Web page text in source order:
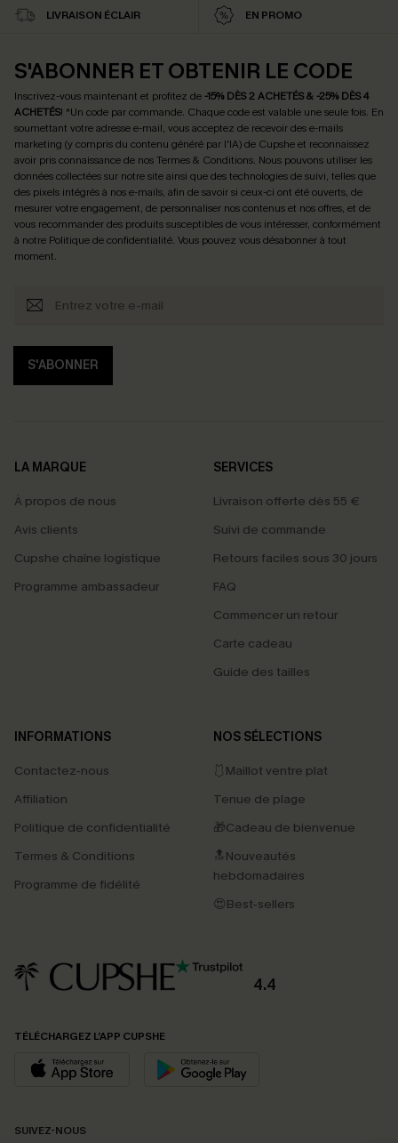
LIVRAISON ÉCLAIR EN PROMO
S'ABONNER ET OBTENIR LE CODE
Inscrivez-vous maintenant et profitez de -15% DÈS 2 ACHETÉS & -25% DÈS 4
ACHETÉS! *Un code par commande. Chaque code est valable une seule fois. En
soumettant votre adresse e-mail, vous acceptez de recevoir des e-mails
marketing (y compris du contenu généré par l'IA) de Cupshe et reconnaissez
avoir pris connaissance de nosTermes & Conditions. Nous pouvons utiliser les
données collectées sur notre site ainsi que des technologies de suivi, telles que
des pixels intégrés à nos e-mails, afin de savoir si ceux-ci ont été ouverts, de
mesurer votre engagement, de personnaliser nos contenus et nos offres, et de
vous recommander des produits susceptibles de vous intéresser, conformément
à notre Politique de confidentialité. Vous pouvez vous désabonner à tout
moment.
S'ABONNER
LA MARQUE
À propos de nous
Avis clients
Cupshe chaîne logistique
Programme ambassadeur
SERVICES
Livraison offerte dès 55 €
Suivi de commande
Retours faciles sous 30 jours
FAQ
Commencer un retour
Carte cadeau
Guide des tailles
INFORMATIONS
Contactez-nous
Affiliation
Politique de confidentialité
Termes & Conditions
Programme de fidélité
NOS SÉLECTIONS
🩱Maillot ventre plat
Tenue de plage
🎁Cadeau de bienvenue
🔝Nouveautés
hebdomadaires
😍Best-sellers
4.4
TÉLÉCHARGEZ L’APP CUPSHE
SUIVEZ-NOUS